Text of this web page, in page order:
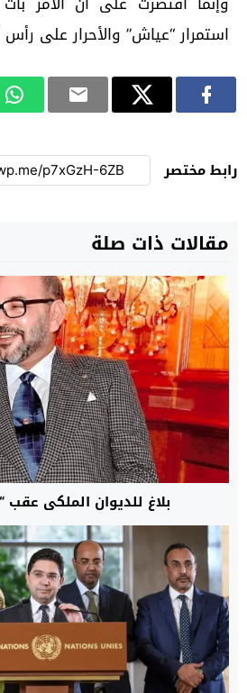
استمرار “عياش” والأحرار على رأس
رابط مختصر
مقالات ذات صلة
بلاغ للديوان الملكي عقب